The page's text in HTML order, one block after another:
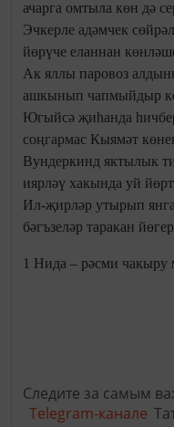
ачарга омтыла көн дә
Эчкерле адәмчек
йөрүче еланнан
Ак яллы паровоз
ашкынып чапмыйдыр
Югыйсә җиһанда
соңгармас Кыямәт
Вундеркинд яктылык
иярләү хакында уй
Ил-җирләр утырып
бәгъзеләр таракан
1 Нида – рәсми чакыру
Следите за самым
Telegram-канале